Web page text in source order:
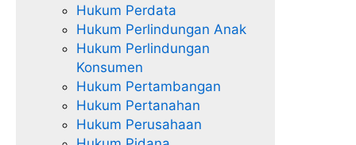
Hukum Perdata
Hukum Perlindungan Anak
Hukum Perlindungan
Konsumen
Hukum Pertambangan
Hukum Pertanahan
Hukum Perusahaan